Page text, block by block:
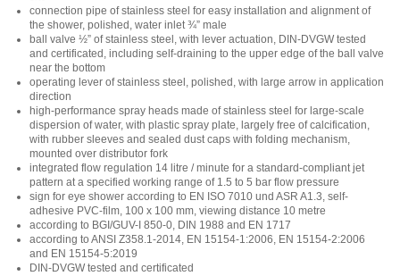
connection pipe of stainless steel for easy installation and alignment of
the shower, polished, water inlet ¾” male
ball valve ½” of stainless steel, with lever actuation, DIN-DVGW tested
and certificated, including self-draining to the upper edge of the ball valve
near the bottom
operating lever of stainless steel, polished, with large arrow in application
direction
high-performance spray heads made of stainless steel for large-scale
dispersion of water, with plastic spray plate, largely free of calcification,
with rubber sleeves and sealed dust caps with folding mechanism,
mounted over distributor fork
integrated flow regulation 14 litre / minute for a standard-compliant jet
pattern at a specified working range of 1.5 to 5 bar flow pressure
sign for eye shower according to EN ISO 7010 und ASR A1.3, self-
adhesive PVC-film, 100 x 100 mm, viewing distance 10 metre
according to BGI/GUV-I 850-0, DIN 1988 and EN 1717
according to ANSI Z358.1-2014, EN 15154-1:2006, EN 15154-2:2006
and EN 15154-5:2019
DIN-DVGW tested and certificated